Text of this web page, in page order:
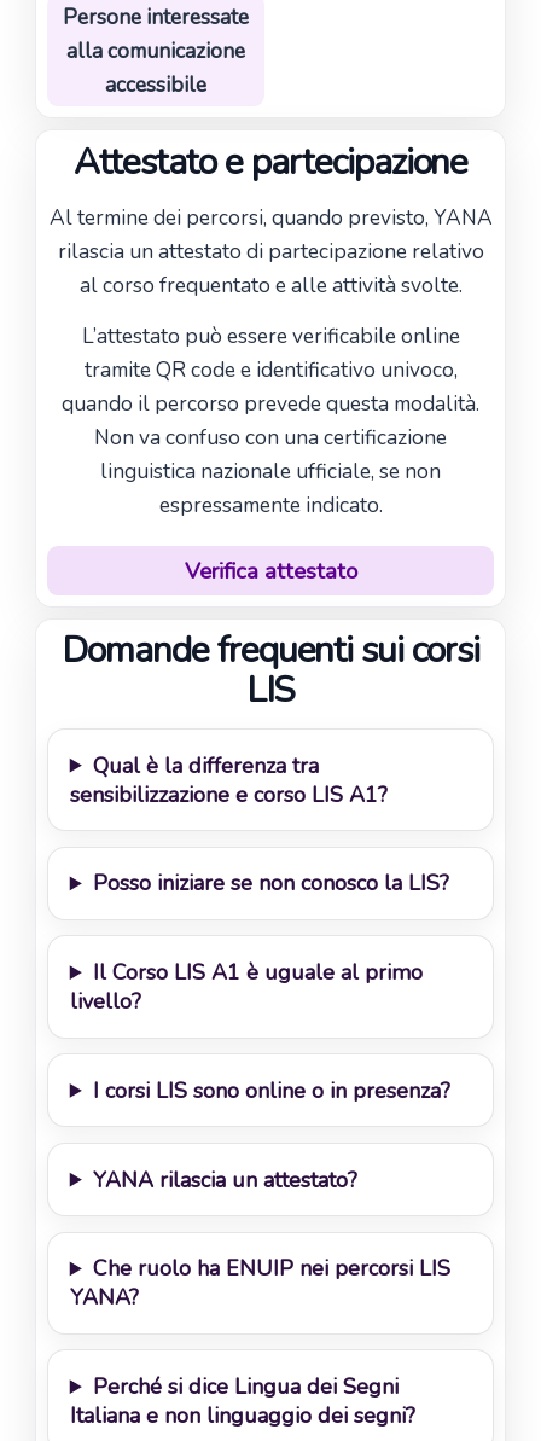
Persone interessate
alla comunicazione
accessibile
Attestato e partecipazione
Al termine dei percorsi, quando previsto, YANA
rilascia un attestato di partecipazione relativo
al corso frequentato e alle attività svolte.
L’attestato può essere verificabile online
tramite QR code e identificativo univoco,
quando il percorso prevede questa modalità.
Non va confuso con una certificazione
linguistica nazionale ufficiale, se non
espressamente indicato.
Verifica attestato
Domande frequenti sui corsi
LIS
Qual è la differenza tra
sensibilizzazione e corso LIS A1?
Posso iniziare se non conosco la LIS?
Il Corso LIS A1 è uguale al primo
livello?
I corsi LIS sono online o in presenza?
YANA rilascia un attestato?
Che ruolo ha ENUIP nei percorsi LIS
YANA?
Perché si dice Lingua dei Segni
Italiana e non linguaggio dei segni?